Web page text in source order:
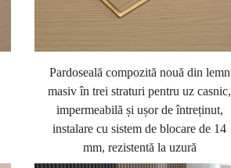
Pardoseală compozită nouă din lemn
masiv în trei straturi pentru uz casnic,
impermeabilă și ușor de întreținut,
instalare cu sistem de blocare de 14
mm, rezistentă la uzură